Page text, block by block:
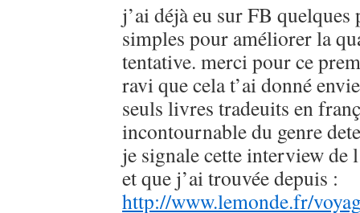
j’ai déjà eu sur FB quelques
simples pour améliorer la
tentative. merci pour ce
ravi que cela t’ai donné
seuls livres tradeuits en
incontournable du genre
je signale cette interview de
et que j’ai trouvée depuis :
http://www.lemonde.fr/